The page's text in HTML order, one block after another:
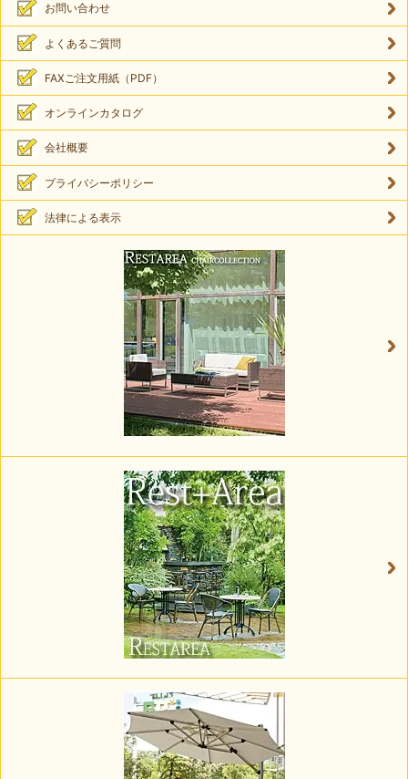
お問い合わせ
よくあるご質問
FAXご注文用紙（PDF）
オンラインカタログ
会社概要
プライバシーポリシー
法律による表示